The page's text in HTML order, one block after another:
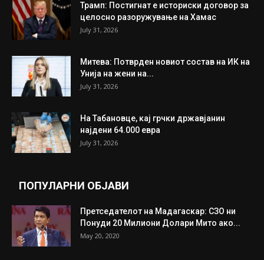
Трамп: Постигнат е историски договор за
целосно разоружување на Хамас
July 31, 2026
Митева: Потврден новиот состав на ИК на
Унија на жени на...
July 31, 2026
На Табановце, кај грчки државјанин
најдени 64.000 евра
July 31, 2026
ПОПУЛАРНИ ОБЈАВИ
Претседателот на Мадагаскар: СЗО ни
Понуди 20 Милиони Долари Мито ако...
May 20, 2020